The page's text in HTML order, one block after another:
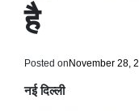
है
Posted onNovember 28,
नई दिल्ली